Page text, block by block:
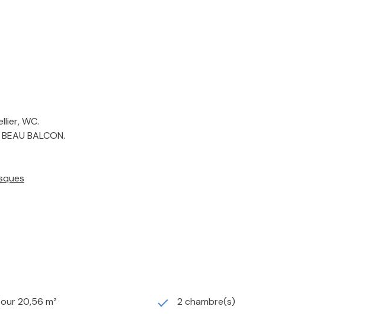
WC.
BALCON.
20,56 m² 2 chambre(s)